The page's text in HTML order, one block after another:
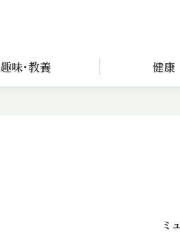
趣味･教養 健康
ミ